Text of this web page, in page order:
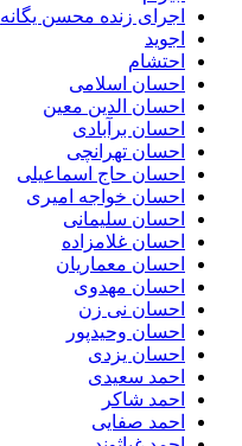
اجرای زنده محسن یگانه
اجوید
احتشام
احسان اسلامی
احسان الدین معین
احسان برآبادی
احسان تهرانچی
احسان حاج اسماعیلی
احسان خواجه امیری
احسان سلیمانی
احسان غلامزاده
احسان معماریان
احسان مهدوی
احسان نی زن
احسان وحیدپور
احسان یزدی
احمد سعیدی
احمد شاکر
احمد صفایی